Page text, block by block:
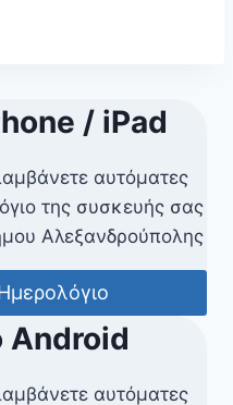
/ iPad
αυτόματες
της συσκευής σας
Αλεξανδρούπολης
Android
αυτόματες